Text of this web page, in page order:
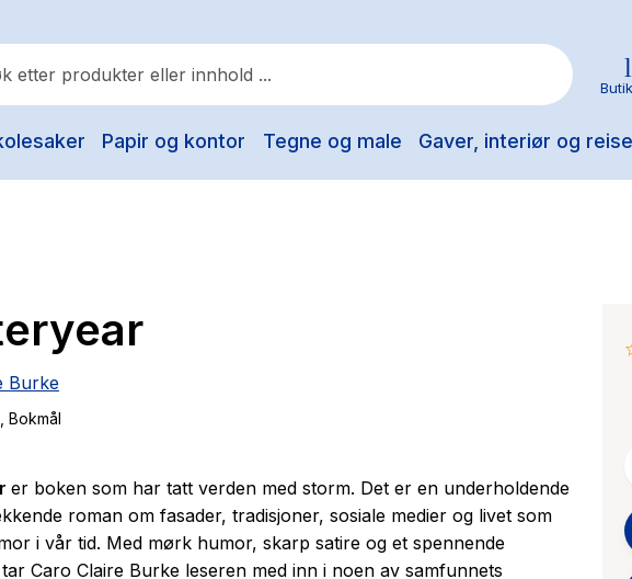
Papir og kontor Tegne og male Gaver, interiør og reise
søk
Elizabeth Strout
Housemaid
Burke
, Bokmål
er boken som har tatt verden med storm. Det er en underholdende
roman om fasader, tradisjoner, sosiale medier og livet som
i vår tid. Med mørk humor, skarp satire og et spennende
Caro Claire Burke leseren med inn i noen av samfunnets